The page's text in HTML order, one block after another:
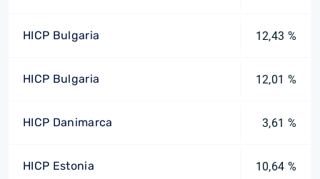
HICP Bulgaria 12,43 %
HICP Bulgaria 12,01 %
HICP Danimarca 3,61 %
HICP Estonia 10,64 %